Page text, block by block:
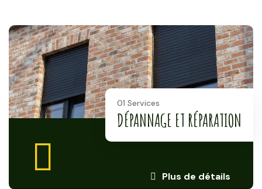
Plus de détails
01 Services
DÉPANNAGE ET RÉPARATION